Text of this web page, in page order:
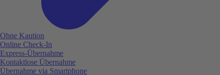
Ohne Kaution
Online Check-In
Express-Übernahme
Kontaktlose Übernahme
Übernahme via Smartphone